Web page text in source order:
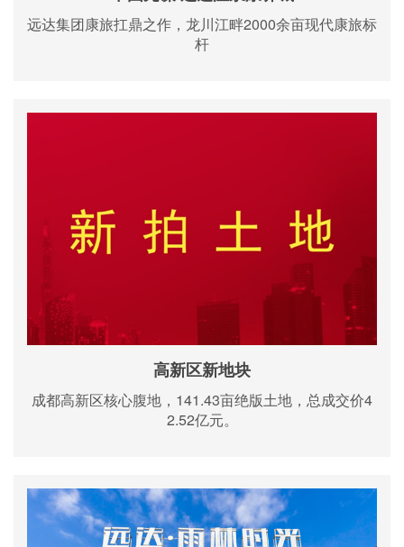
远达集团康旅扛鼎之作，龙川江畔2000余亩现代康旅标
杆
高新区新地块
成都高新区核心腹地，141.43亩绝版土地，总成交价4
2.52亿元。